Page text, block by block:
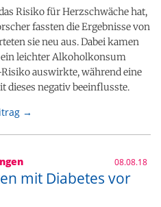
Risiko für Herzschwäche hat,
fassten die Ergebnisse von
sie neu aus. Dabei kamen
ein leichter Alkoholkonsum
auswirkte, während eine
dieses negativ beeinflusste.
→
08.08.18
mit Diabetes vor